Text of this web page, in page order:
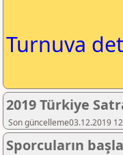
Turnuva
2019 Türkiye
Son güncelleme03.12.2019
Sporcuların